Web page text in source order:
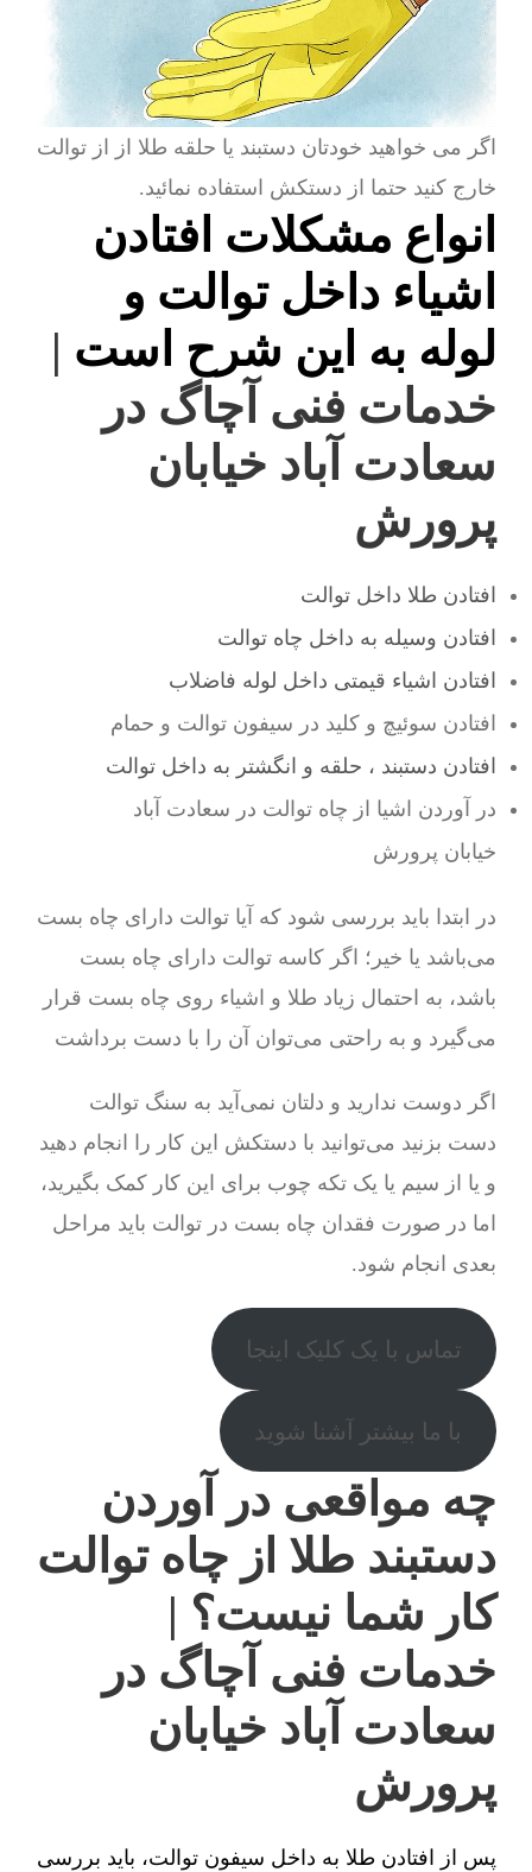
اگر می خواهید خودتان دستبند یا حلقه طلا از از توالت
خارج کنید حتما از دستکش استفاده نمائید.
انواع مشکلات افتادن
اشیاء داخل توالت و
لوله به این شرح است |
خدمات فنی آچاگ در
سعادت آباد خیابان
پرورش
افتادن طلا داخل توالت
افتادن وسیله به داخل چاه توالت
افتادن اشیاء قیمتی داخل لوله فاضلاب
افتادن سوئیچ و کلید در سیفون توالت و حمام
افتادن دستبند ، حلقه و انگشتر به داخل توالت
در آوردن اشیا از چاه توالت در سعادت آباد
خیابان پرورش
در ابتدا باید بررسی شود که آیا توالت دارای چاه بست
می‌باشد یا خیر؛ اگر کاسه توالت دارای چاه بست
باشد، به احتمال زیاد طلا و اشیاء روی چاه بست قرار
می‌گیرد و به راحتی می‌توان آن را با دست برداشت
اگر دوست ندارید و دلتان نمی‌آید به سنگ توالت
دست بزنید می‌توانید با دستکش این کار را انجام دهید
و یا از سیم یا یک تکه چوب برای این کار کمک بگیرید،
اما در صورت فقدان چاه بست در توالت باید مراحل
بعدی انجام شود.
تماس با یک کلیک اینجا
با ما بیشتر آشنا شوید
چه مواقعی در آوردن
دستبند طلا از چاه توالت
کار شما نیست؟ |
خدمات فنی آچاگ در
سعادت آباد خیابان
پرورش
پس از افتادن طلا به داخل سیفون توالت، باید بررسی